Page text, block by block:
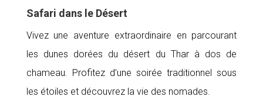
Safari dans le Désert
Vivez une aventure extraordinaire en parcourant
les dunes dorées du désert du Thar à dos de
chameau. Profitez d’une soirée traditionnel sous
les étoiles et découvrez la vie des nomades.